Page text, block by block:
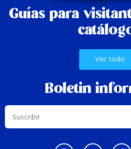
Guías para
Ver todo
Boletin